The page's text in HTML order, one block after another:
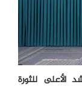
الأعلى للثورة